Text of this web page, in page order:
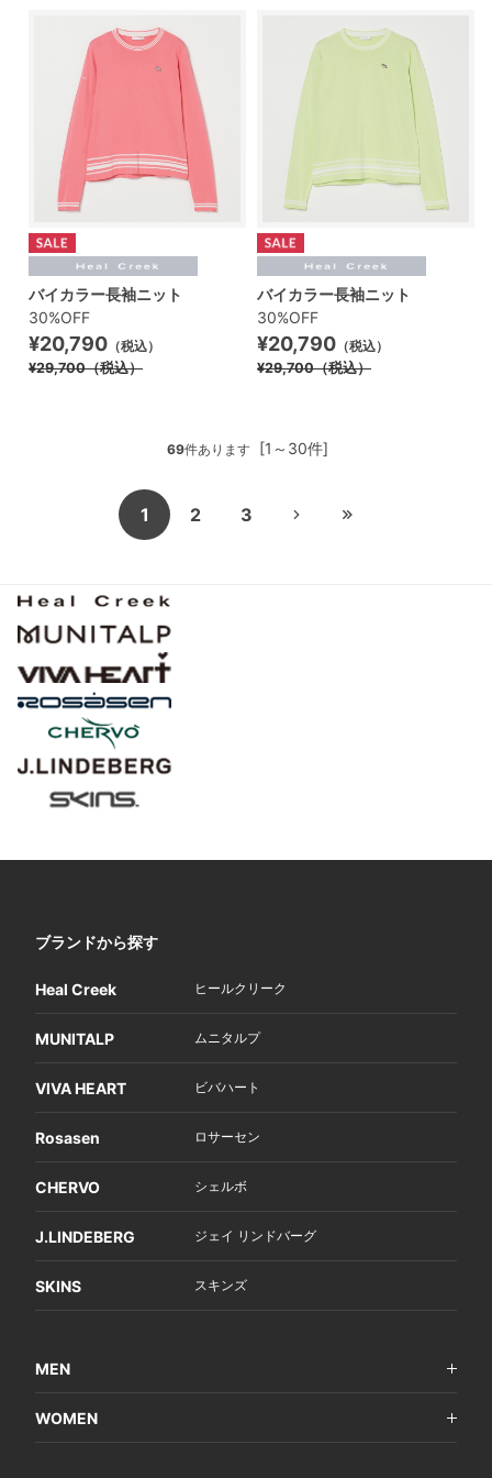
バイカラー長袖ニット
30%OFF
¥20,790 （税込）
¥29,700（税込）
バイカラー長袖ニット
30%OFF
¥20,790 （税込）
¥29,700（税込）
[1～30件]
69件あります
1 2 3
ブランドから探す
Heal Creek ヒールクリーク
MUNITALP ムニタルプ
VIVA HEART ビバハート
Rosasen ロサーセン
CHERVO シェルボ
J.LINDEBERG ジェイ リンドバーグ
SKINS スキンズ
MEN
WOMEN